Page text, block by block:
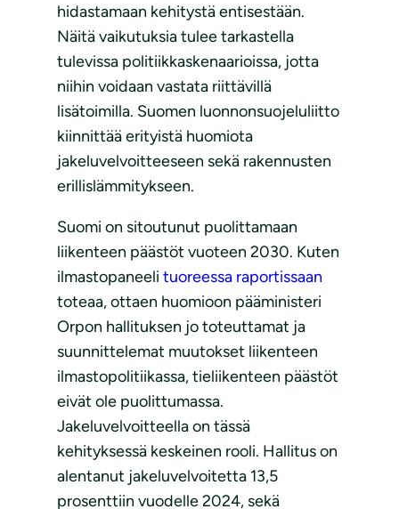
hidastamaan kehitystä entisestään.
Näitä vaikutuksia tulee tarkastella
tulevissa politiikkaskenaarioissa, jotta
niihin voidaan vastata riittävillä
lisätoimilla. Suomen luonnonsuojeluliitto
kiinnittää erityistä huomiota
jakeluvelvoitteeseen sekä rakennusten
erillislämmitykseen.
Suomi on sitoutunut puolittamaan
liikenteen päästöt vuoteen 2030. Kuten
ilmastopaneeli tuoreessa raportissaan
toteaa, ottaen huomioon pääministeri
Orpon hallituksen jo toteuttamat ja
suunnittelemat muutokset liikenteen
ilmastopolitiikassa, tieliikenteen päästöt
eivät ole puolittumassa.
Jakeluvelvoitteella on tässä
kehityksessä keskeinen rooli. Hallitus on
alentanut jakeluvelvoitetta 13,5
prosenttiin vuodelle 2024, sekä